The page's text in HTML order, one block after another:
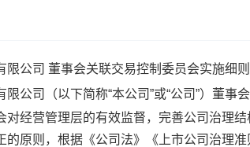
限公司 董事会关联交易控制委员会实施细
限公司（以下简称“本公司”或“公司”）董事
对经营管理层的有效监督，完善公司治理
的原则，根据《公司法》《上市公司治理